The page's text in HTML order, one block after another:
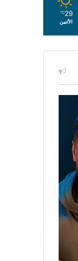
29
℃
الأثنين